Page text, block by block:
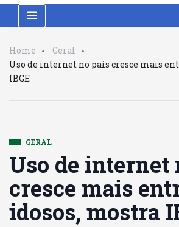
Home
Geral
Uso de internet no país cresce mais
IBGE
GERAL
Uso de internet
cresce mais
idosos, mostra